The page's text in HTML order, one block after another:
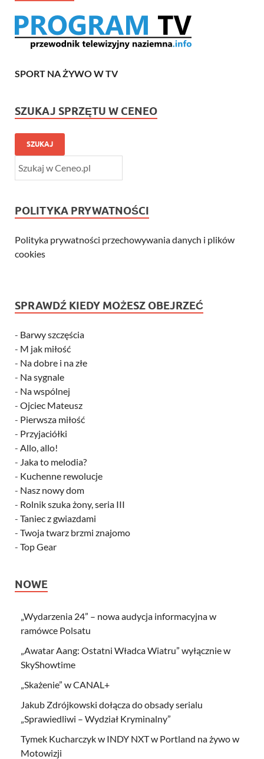
SPORT NA ŻYWO W TV
SZUKAJ SPRZĘTU W CENEO
SZUKAJ
POLITYKA PRYWATNOŚCI
Polityka prywatności przechowywania danych i plików
cookies
SPRAWDŹ KIEDY MOŻESZ OBEJRZEĆ
- Barwy szczęścia
- M jak miłość
- Na dobre i na złe
- Na sygnale
- Na wspólnej
- Ojciec Mateusz
- Pierwsza miłość
- Przyjaciółki
- Allo, allo!
- Jaka to melodia?
- Kuchenne rewolucje
- Nasz nowy dom
- Rolnik szuka żony, seria III
- Taniec z gwiazdami
- Twoja twarz brzmi znajomo
- Top Gear
NOWE
„Wydarzenia 24” – nowa audycja informacyjna w
ramówce Polsatu
„Awatar Aang: Ostatni Władca Wiatru” wyłącznie w
SkyShowtime
„Skażenie” w CANAL+
Jakub Zdrójkowski dołącza do obsady serialu
„Sprawiedliwi – Wydział Kryminalny”
Tymek Kucharczyk w INDY NXT w Portland na żywo w
Motowizji